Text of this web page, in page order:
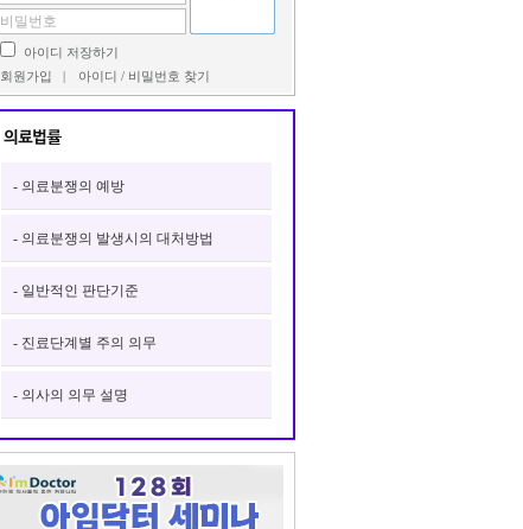
- 의료분쟁의 예방
- 의료분쟁의 발생시의 대처방법
- 일반적인 판단기준
- 진료단계별 주의 의무
- 의사의 의무 설명
아이디 저장하기
회원가입 | 아이디 / 비밀번호 찾기